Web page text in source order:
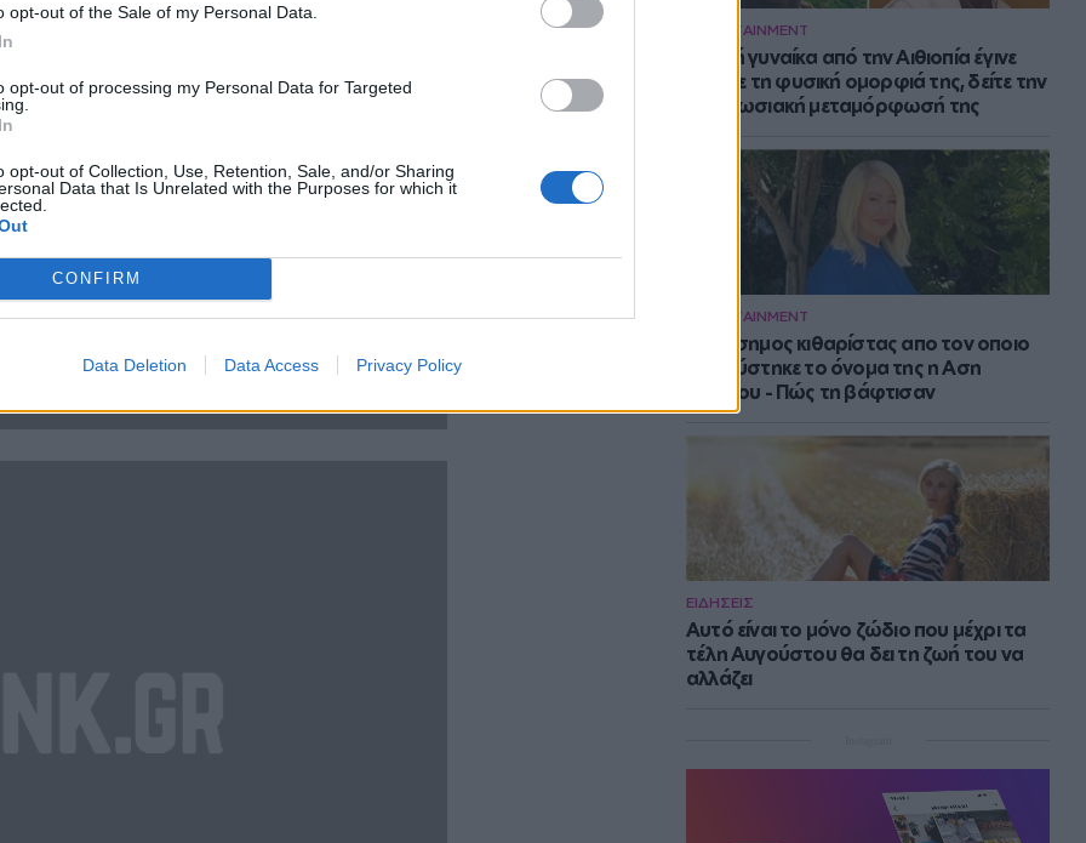
opt-out of the Sale of my Personal Data.
opt-out of processing my Personal Data for Targeted
opt-out of Collection, Use, Retention, Sale, and/or Sharing
Data that Is Unrelated with the Purposes for which it
CONFIRM
Data Deletion Data Access Privacy Policy
ENTERTAINMENT
Νεαρή γυναίκα από την Αιθιοπία έγινε
viral με τη φυσική ομορφιά της, δείτε την
εντυπωσιακή μεταμόρφωσή της
ENTERTAINMENT
Ο διάσημος κιθαρίστας απο τον οποιο
εμπνεύστηκε το όνομα της η Αση
Μπήλιου - Πώς τη βάφτισαν
ΕΙΔΗΣΕΙΣ
Αυτό είναι το μόνο ζώδιο που μέχρι τα
τέλη Αυγούστου θα δει τη ζωή του να
αλλάζει